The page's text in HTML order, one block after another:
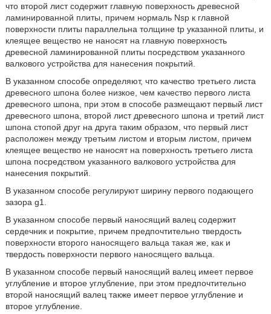
что второй лист содержит главную поверхность древесной
ламинированной плиты, причем нормаль Nsp к главной
поверхности плиты параллельна толщине tp указанной плиты, и
клеящее вещество не наносят на главную поверхность
древесной ламинированной плиты посредством указанного
валкового устройства для нанесения покрытий.
В указанном способе определяют, что качество третьего листа
древесного шпона более низкое, чем качество первого листа
древесного шпона, при этом в способе размещают первый лист
древесного шпона, второй лист древесного шпона и третий лист
шпона стопой друг на друга таким образом, что первый лист
расположен между третьим листом и вторым листом, причем
клеящее вещество не наносят на поверхность третьего листа
шпона посредством указанного валкового устройства для
нанесения покрытий.
В указанном способе регулируют ширину первого подающего
зазора g1.
В указанном способе первый наносящий валец содержит
сердечник и покрытие, причем предпочтительно твердость
поверхности второго наносящего вальца такая же, как и
твердость поверхности первого наносящего вальца.
В указанном способе первый наносящий валец имеет первое
углубление и второе углубление, при этом предпочтительно
второй наносящий валец также имеет первое углубление и
второе углубление.